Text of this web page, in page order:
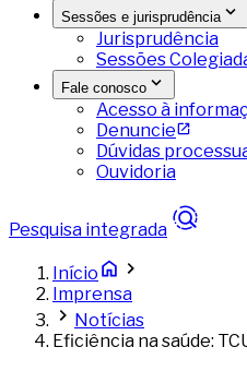
Sessões e jurisprudência
Jurisprudência
Sessões
Fale conosco
Acesso à
Denuncie
Dúvidas
Ouvidoria
Pesquisa integrada
Início
Imprensa
Notícias
Eficiência na saúde: